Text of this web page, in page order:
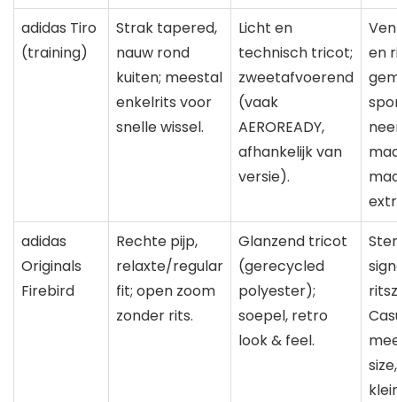
adidas Tiro
(training)
Strak tapered,
nauw rond
kuiten; meestal
enkelrits voor
snelle wissel.
Licht en
technisch tricot;
zweetafvoerend
(vaak
AEROREADY,
afhankelijk van
versie).
en
adidas
Originals
Firebird
Rechte pijp,
relaxte/regular
fit; open zoom
zonder rits.
Glanzend tricot
(gerecycled
polyester);
soepel, retro
look & feel.